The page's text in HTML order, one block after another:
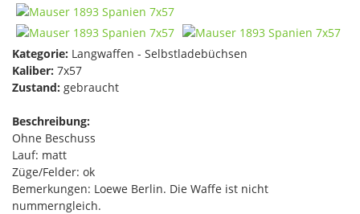
Kategorie: Langwaffen - Selbstladebüchsen
Kaliber: 7x57
Zustand: gebraucht
Beschreibung:
Ohne Beschuss
Lauf: matt
Züge/Felder: ok
Bemerkungen: Loewe Berlin. Die Waffe ist nicht
nummerngleich.